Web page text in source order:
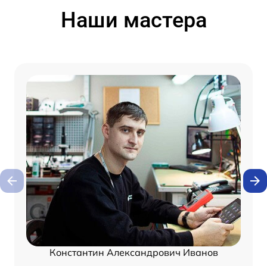
Наши мастера
Константин Александрович Иванов